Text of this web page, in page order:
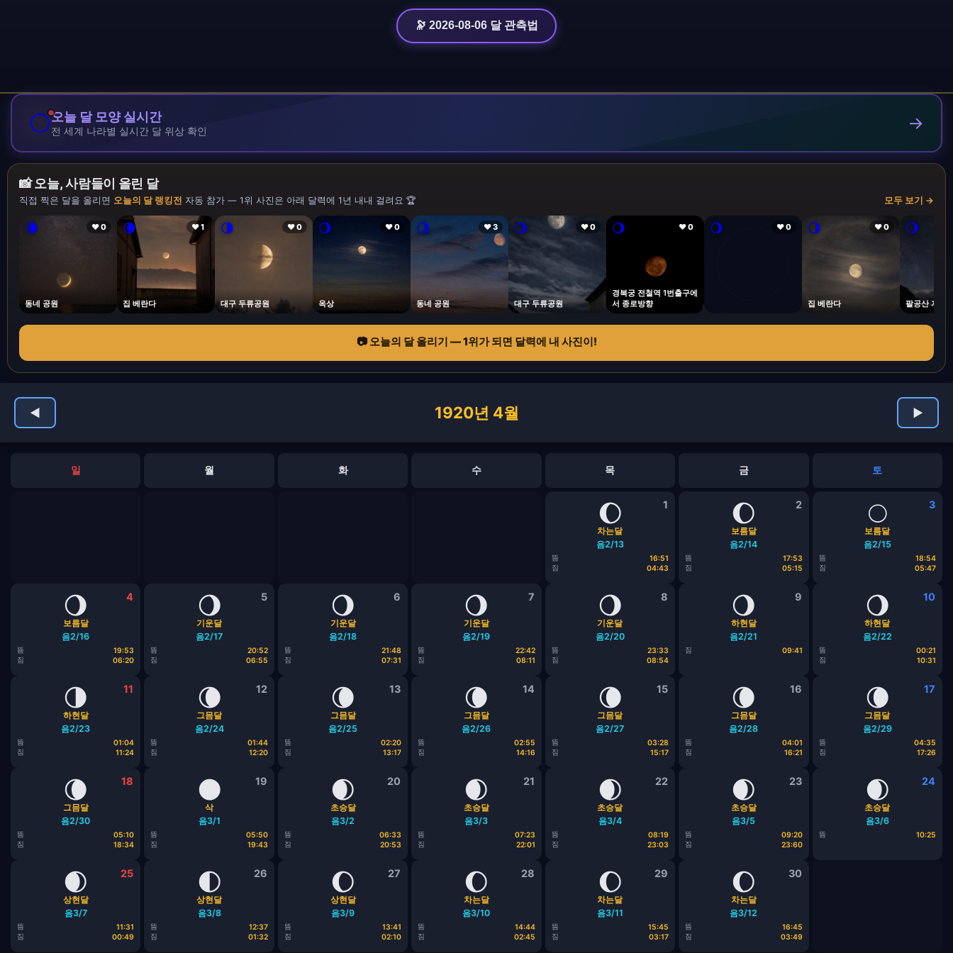
🔭 2026-08-06 달 관측법
🌕오늘 달 모양 실시간
전 세계 나라별 실시간 달 위상 확인 →
📸 오늘, 사람들이 올린 달
직접 찍은 달을 올리면 오늘의 달 랭킹전 자동 참가 — 1위 사진은 아래 달력에 1년 내내 걸려요 🏆 모두 보기 →
🌘 ❤ 0
동네 공원
🌘 ❤ 1
집 베란다
🌗 ❤ 0
대구 두류공원
🌖 ❤ 0
옥상
🌖 ❤ 3
동네 공원
🌖 ❤ 0
대구 두류공원
🌖 ❤ 0
경복궁 전철역 1번출구에
서 종로방향
🌖 ❤ 0 🌖 ❤ 0
집 베란다
🌖
팔공산 자락
📷 오늘의 달 올리기 — 1위가 되면 달력에 내 사진이!
◀ 1920년 4월 ▶
일 월 화 수 목 금 토
1
🌔
차는달
음2/13
뜸
16:51
짐
04:43
2
🌔
보름달
음2/14
뜸
17:53
짐
05:15
3
🌕
보름달
음2/15
뜸
18:54
짐
05:47
4
🌖
보름달
음2/16
뜸
19:53
짐
06:20
5
🌖
기운달
음2/17
뜸
20:52
짐
06:55
6
🌖
기운달
음2/18
뜸
21:48
짐
07:31
7
🌖
기운달
음2/19
뜸
22:42
짐
08:11
8
🌖
기운달
음2/20
뜸
23:33
짐
08:54
9
🌖
하현달
음2/21
짐 09:41
10
🌖
하현달
음2/22
뜸
00:21
짐
10:31
11
🌗
하현달
음2/23
뜸
01:04
짐
11:24
12
🌘
그믐달
음2/24
뜸
01:44
짐
12:20
13
🌘
그믐달
음2/25
뜸
02:20
짐
13:17
14
🌘
그믐달
음2/26
뜸
02:55
짐
14:16
15
🌘
그믐달
음2/27
뜸
03:28
짐
15:17
16
🌘
그믐달
음2/28
뜸
04:01
짐
16:21
17
🌘
그믐달
음2/29
뜸
04:35
짐
17:26
18
🌘
그믐달
음2/30
뜸
05:10
짐
18:34
19
🌑
삭
음3/1
뜸
05:50
짐
19:43
20
🌒
초승달
음3/2
뜸
06:33
짐
20:53
21
🌒
초승달
음3/3
뜸
07:23
짐
22:01
22
🌒
초승달
음3/4
뜸
08:19
짐
23:03
23
🌒
초승달
음3/5
뜸
09:20
짐
23:60
24
🌒
초승달
음3/6
뜸 10:25
25
🌒
상현달
음3/7
뜸
11:31
짐
00:49
26
🌓
상현달
음3/8
뜸
12:37
짐
01:32
27
🌔
상현달
음3/9
뜸
13:41
짐
02:10
28
🌔
차는달
음3/10
뜸
14:44
짐
02:45
29
🌔
차는달
음3/11
뜸
15:45
짐
03:17
30
🌔
차는달
음3/12
뜸
16:45
짐
03:49